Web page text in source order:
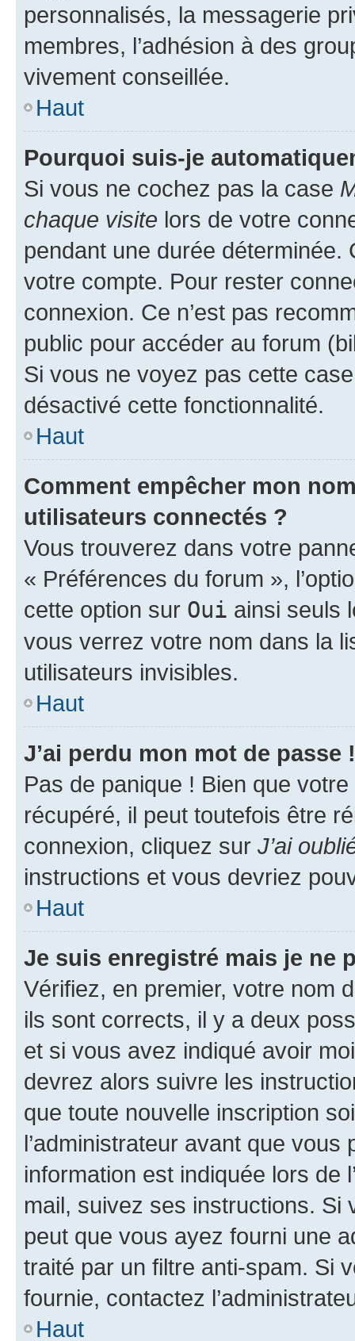
personnalisés, la messagerie
membres, l’adhésion à des
vivement conseillée.
Haut
Pourquoi suis-je
Si vous ne cochez pas la case
chaque visite lors de votre
pendant une durée déterminée.
votre compte. Pour rester
connexion. Ce n’est pas
public pour accéder au forum
Si vous ne voyez pas cette
désactivé cette fonctionnalité.
Haut
Comment empêcher mon
utilisateurs connectés ?
Vous trouverez dans votre
« Préférences du forum »,
cette option sur Oui ainsi seuls
vous verrez votre nom dans la
utilisateurs invisibles.
Haut
J’ai perdu mon mot de passe !
Pas de panique ! Bien que
récupéré, il peut toutefois être
connexion, cliquez sur J’ai
instructions et vous devriez
Haut
Je suis enregistré mais je ne
Vérifiez, en premier, votre nom
ils sont corrects, il y a deux
et si vous avez indiqué avoir
devrez alors suivre les
que toute nouvelle inscription
l’administrateur avant que
information est indiquée lors de
mail, suivez ses instructions. Si
peut que vous ayez fourni une
traité par un filtre anti-spam. Si
fournie, contactez
Haut